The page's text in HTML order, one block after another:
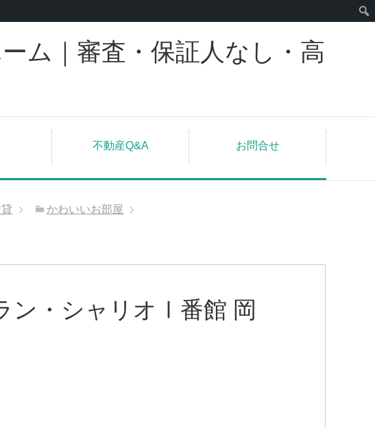
ム｜審査・保証人なし・高
不動産Q&A お問合せ
かわいいお部屋
ン・シャリオⅠ番館 岡